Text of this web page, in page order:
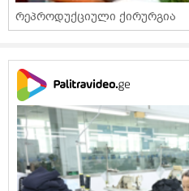
რეპროდუქციული ქირურგია